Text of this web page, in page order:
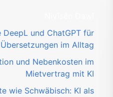
DeepL und ChatGPT für
Übersetzungen im Alltag
und Nebenkosten im
Mietvertrag mit KI
wie Schwäbisch: KI als